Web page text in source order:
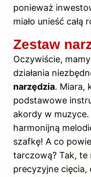
ponieważ
miało unieść
Zestaw
Oczywiście,
działania
narzędzia. Miara,
podstawowe
akordy w
harmonijną
szafkę! A co
tarczową? Tak, te
precyzyjne cięcia,